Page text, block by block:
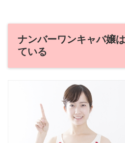
ナンバーワンキャバ嬢
ている